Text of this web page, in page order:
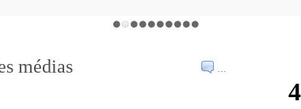
…
médias